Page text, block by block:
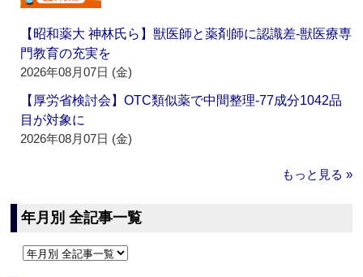
【昭和薬大 神林氏ら】獣医師と薬剤師に認識差‐獣医療専
門教育の充実を
2026年08月07日 (金)
【厚労省検討会】OTC類似薬で中間整理‐77成分1042品
目が対象に
2026年08月07日 (金)
もっと見る »
年月別 全記事一覧